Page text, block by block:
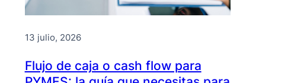
13 julio, 2026
Flujo de caja o cash flow para